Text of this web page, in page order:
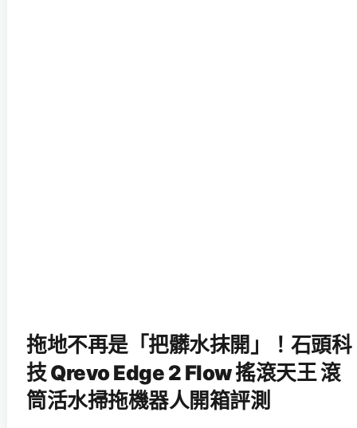
拖地不再是「把髒水抹開」！石頭科
技 Qrevo Edge 2 Flow 搖滾天王 滾
筒活水掃拖機器人開箱評測